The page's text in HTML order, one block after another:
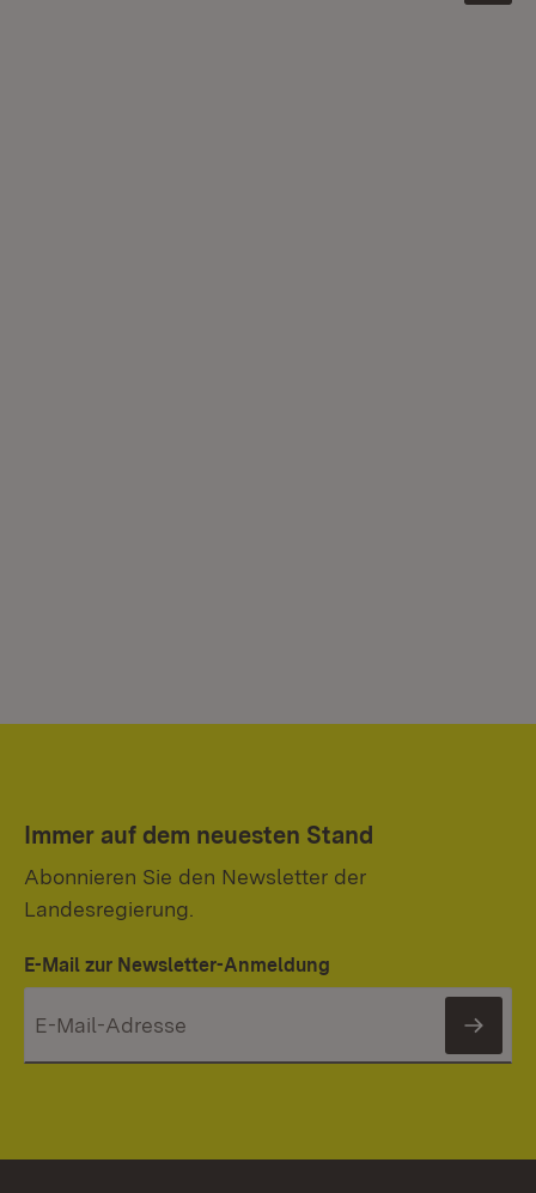
Immer auf dem neuesten Stand
Abonnieren Sie den Newsletter der
Landesregierung.
E-Mail zur Newsletter-Anmeldung